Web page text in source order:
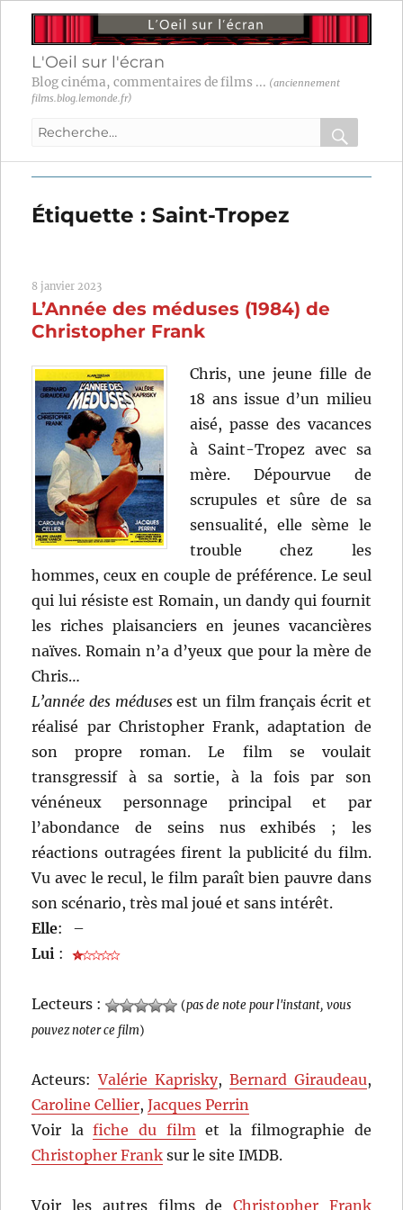
L'Oeil sur l'écran
Blog cinéma, commentaires de films ... (anciennement
films.blog.lemonde.fr)
Recherche
:
OK
Étiquette :Saint-Tropez
8 janvier 2023
L’Année des méduses (1984) de
Christopher Frank
Chris, une jeune fille de
18 ans issue d’un milieu
aisé, passe des vacances
à Saint-Tropez avec sa
mère. Dépourvue de
scrupules et sûre de sa
sensualité, elle sème le
trouble chez les
hommes, ceux en couple de préférence. Le seul
qui lui résiste est Romain, un dandy qui fournit
les riches plaisanciers en jeunes vacancières
naïves. Romain n’a d’yeux que pour la mère de
Chris…
L’année des médusesest un film français écrit et
réalisé par Christopher Frank, adaptation de
son propre roman. Le film se voulait
transgressif à sa sortie, à la fois par son
vénéneux personnage principal et par
l’abondance de seins nus exhibés ; les
réactions outragées firent la publicité du film.
Vu avec le recul, le film paraît bien pauvre dans
son scénario, très mal joué et sans intérêt.
Elle:
–
Lui :
Lecteurs : (pas de note pour l'instant, vous
pouvez noter ce film)
Acteurs:Valérie Kaprisky, Bernard Giraudeau,
Caroline Cellier,Jacques Perrin
Voir lafiche du filmet la filmographie de
Christopher Frank sur le site IMDB.
Voir les autres films de Christopher Frank